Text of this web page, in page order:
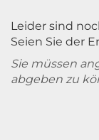
Leider sind
Seien Sie der
Sie müssen
abgeben zu